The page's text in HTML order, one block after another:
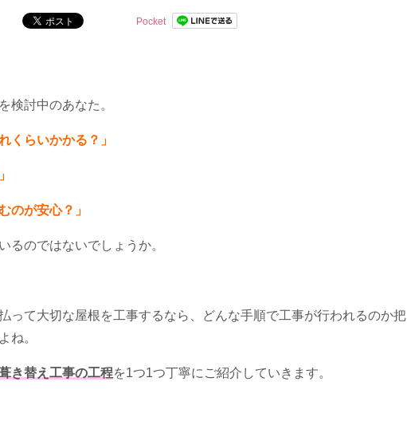
Pocket
検討中のあなた。
くらいかかる？」
のが安心？」
るのではないでしょうか。
って大切な屋根を工事するなら、どんな手順で工事が行われるのか把
ね。
き替え工事の工程を1つ1つ丁寧にご紹介していきます。